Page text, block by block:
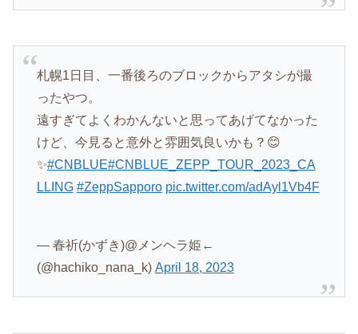
札幌1日目、一番後ろのブロックからアタシが撮
ったやつ。
遠すぎてよくわかんないと思ってあげてなかった
けど、今見ると意外と雰囲気良いかも？😊
✨#CNBLUE#CNBLUE_ZEPP_TOUR_2023_CA
LLING #ZeppSapporo pic.twitter.com/adAyl1Vb4F
— 春祈(かずき)@メンヘラ姫←
(@hachiko_nana_k) April 18, 2023